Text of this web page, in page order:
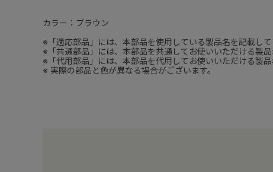
カラー：ブラウン
※「適応部品」には、本部品を使用している製品名を記載して
※「共通部品」には、本部品を共通してお使いいただける製品
※「代用部品」には、本部品を代用してお使いいただける製品
※ 実際の部品と色が異なる場合がございます。